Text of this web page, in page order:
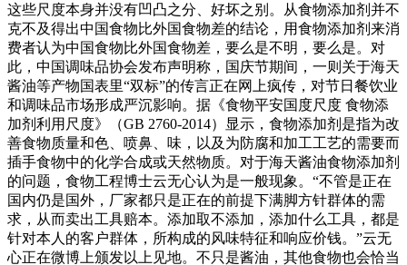
这些尺度本身并没有凹凸之分、好坏之别。从食物添加剂并不
克不及得出中国食物比外国食物差的结论，用食物添加剂来消
费者认为中国食物比外国食物差，要么是不明，要么是。对
此，中国调味品协会发布声明称，国庆节期间，一则关于海天
酱油等产物国表里“双标”的传言正在网上疯传，对节日餐饮业
和调味品市场形成严沉影响。据《食物平安国度尺度 食物添
加剂利用尺度》（GB 2760-2014）显示，食物添加剂是指为改
善食物质量和色、喷鼻、味，以及为防腐和加工工艺的需要而
插手食物中的化学合成或天然物质。对于海天酱油食物添加剂
的问题，食物工程博士云无心认为是一般现象。“不管是正在
国内仍是国外，厂家都只是正在的前提下满脚方针群体的需
求，从而卖出工具赔本。添加取不添加，添加什么工具，都是
针对本人的客户群体，所构成的风味特征和响应价钱。”云无
心正在微博上颁发以上见地。不只是酱油，其他食物也会恰当